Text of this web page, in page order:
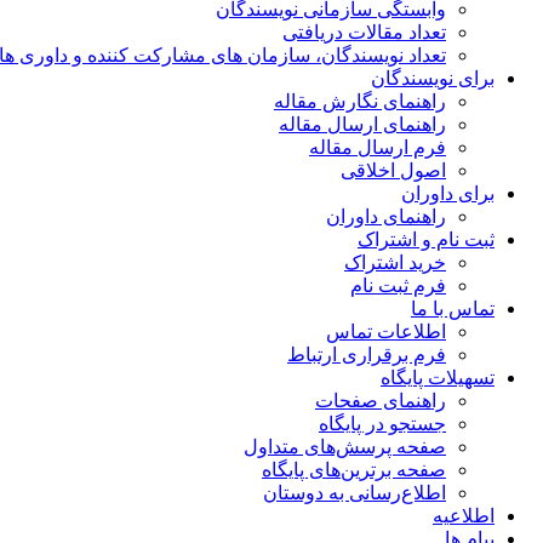
وابستگی سازمانی نویسندگان
تعداد مقالات دریافتی
تعداد نویسندگان، سازمان های مشارکت کننده و داوری های
برای نویسندگان
راهنمای نگارش مقاله
راهنمای ارسال مقاله
فرم ارسال مقاله
اصول اخلاقی
برای داوران
راهنمای داوران
ثبت نام و اشتراک
خرید اشتراک
فرم ثبت نام
تماس با ما
اطلاعات تماس
فرم برقراری ارتباط
تسهیلات پایگاه
راهنمای صفحات
جستجو در پایگاه
صفحه پرسش‌های متداول
صفحه برترین‌های پایگاه
اطلاع‌رسانی به دوستان
اطلاعیه
پیام ها